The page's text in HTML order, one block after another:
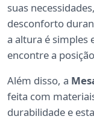
suas
desconforto
a altura é simples
encontre a
Além disso, a
feita com
durabilidade e